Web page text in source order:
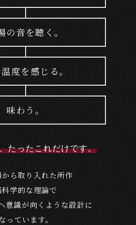
の音を聴く。
度を感じる。
味わう。
たったこれだけです。
から取り入れた所作
科学的な理論で
意識が向くような設計に
っています。